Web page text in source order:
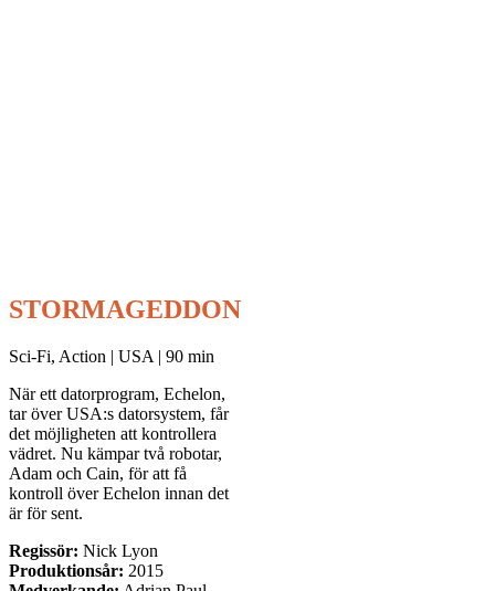
STORMAGEDDON
Sci-Fi, Action | USA | 90 min
När ett datorprogram, Echelon,
tar över USA:s datorsystem, får
det möjligheten att kontrollera
vädret. Nu kämpar två robotar,
Adam och Cain, för att få
kontroll över Echelon innan det
är för sent.
Regissör: Nick Lyon
Produktionsår: 2015